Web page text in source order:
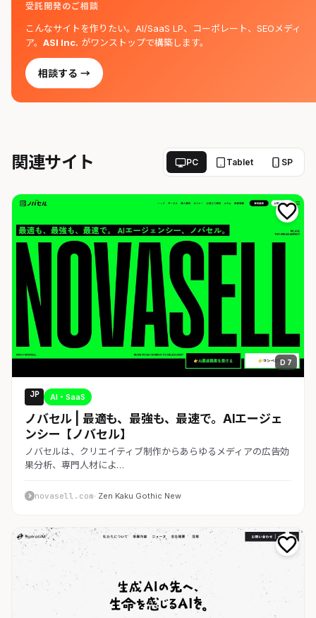
受託開発のご相談
こんなサイトを作りたい。AI/SaaS LP、コーポレート、SEOメディ
ア。 ASI Inc. がワンストップで構築します。
相談する →
関連サイト PC Tablet SP
D 7
JP AI・SaaS
ノバセル | 最適も、最強も、最速で。AIエージェ
ンシー【ノバセル】
ノバセルは、クリエイティブ制作からあらゆるメディアの広告効
果分析、専門人材によ…
novasell.com· Zen Kaku Gothic New